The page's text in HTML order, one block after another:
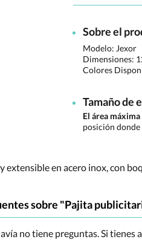
Sobre el
Modelo: Jexor
Dimensiones:
Colores
Tamaño de
El área
posición
extensible en acero inox, con
sobre "Pajita
no tiene preguntas. Si tienes